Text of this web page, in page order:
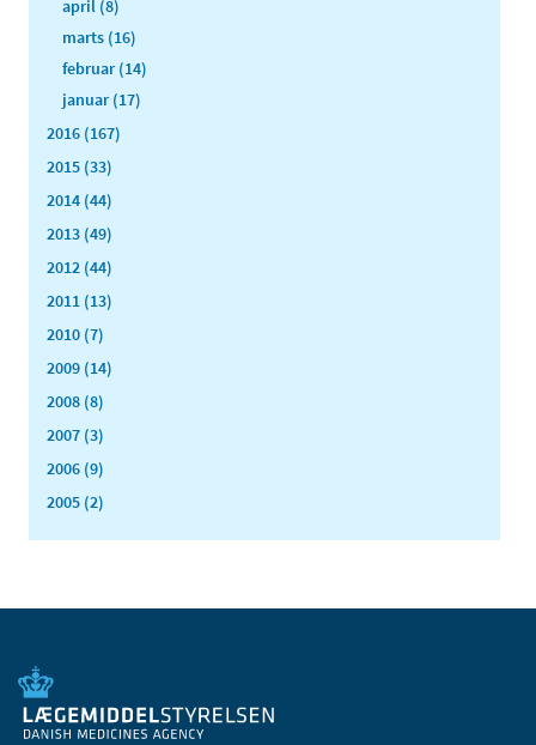
april (8)
marts (16)
februar (14)
januar (17)
2016 (167)
2015 (33)
2014 (44)
2013 (49)
2012 (44)
2011 (13)
2010 (7)
2009 (14)
2008 (8)
2007 (3)
2006 (9)
2005 (2)